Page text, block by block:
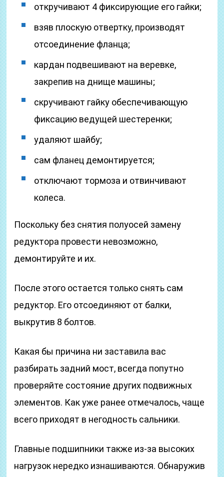
откручивают 4 фиксирующие его гайки;
взяв плоскую отвертку, производят
отсоединение фланца;
кардан подвешивают на веревке,
закрепив на днище машины;
скручивают гайку обеспечивающую
фиксацию ведущей шестеренки;
удаляют шайбу;
сам фланец демонтируется;
отключают тормоза и отвинчивают
колеса.
Поскольку без снятия полуосей замену
редуктора провести невозможно,
демонтируйте и их.
После этого остается только снять сам
редуктор. Его отсоединяют от балки,
выкрутив 8 болтов.
Какая бы причина ни заставила вас
разбирать задний мост, всегда попутно
проверяйте состояние других подвижных
элементов. Как уже ранее отмечалось, чаще
всего приходят в негодность сальники.
Главные подшипники также из-за высоких
нагрузок нередко изнашиваются. Обнаружив